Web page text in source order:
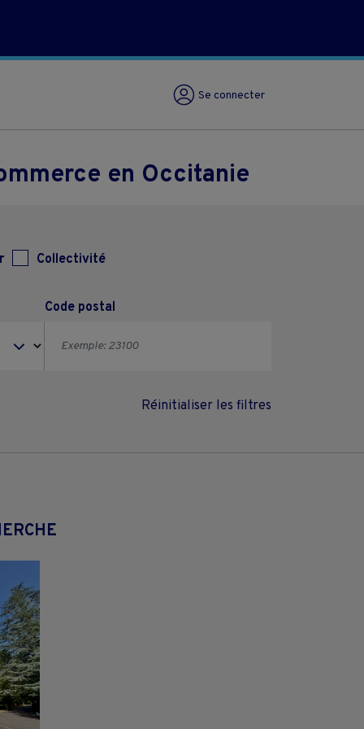
Se connecter
en Occitanie
Collectivité
Code postal
Réinitialiser les filtres